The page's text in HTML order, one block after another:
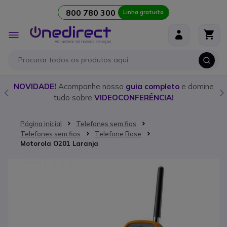
800 780 300 Linha gratuita
Alternar
Nav
nossoguia completo e domine
VIDEOCONFERÊNCIA!
Descubra owalkie
nosso
Página inicial
Telefones sem fios
Telefones sem fios
Telefone Base
Motorola O201 Laranja